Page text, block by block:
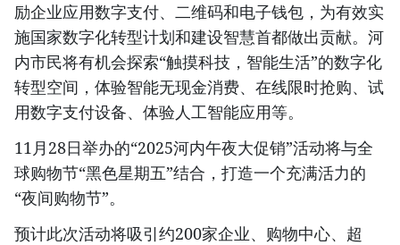
励企业应用数字支付、二维码和电子钱包，为有效实
施国家数字化转型计划和建设智慧首都做出贡献。河
内市民将有机会探索“触摸科技，智能生活”的数字化
转型空间，体验智能无现金消费、在线限时抢购、试
用数字支付设备、体验人工智能应用等。
11月28日举办的“2025河内午夜大促销”活动将与全
球购物节“黑色星期五”结合，打造一个充满活力的
“夜间购物节”。
预计此次活动将吸引约200家企业、购物中心、超